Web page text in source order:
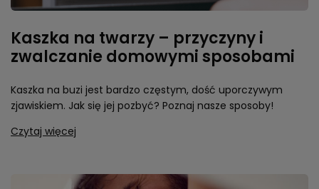
Kaszka na twarzy – przyczyny i
zwalczanie domowymi sposobami
Kaszka na buzi jest bardzo częstym, dość uporczywym
zjawiskiem. Jak się jej pozbyć? Poznaj nasze sposoby!
Czytaj więcej